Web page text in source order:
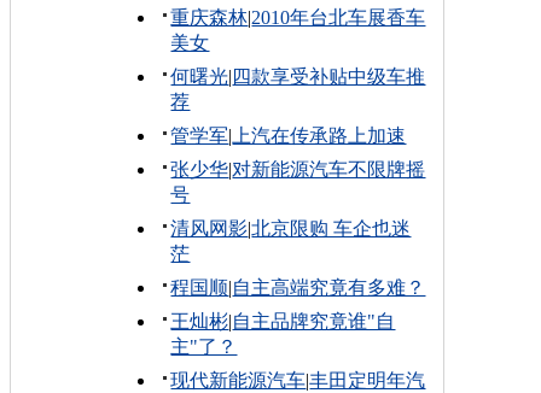
重庆森林|2010年台北车展香车
美女
何曙光| 四款享受补贴中级车推
荐
管学军| 上汽在传承路上加速
张少华|对新能源汽车不限牌摇
号
清风网影|北京限购 车企也迷
茫
程国顺|自主高端究竟有多难？
王灿彬|自主品牌究竟谁"自
主"了？
现代新能源汽车|丰田定明年汽